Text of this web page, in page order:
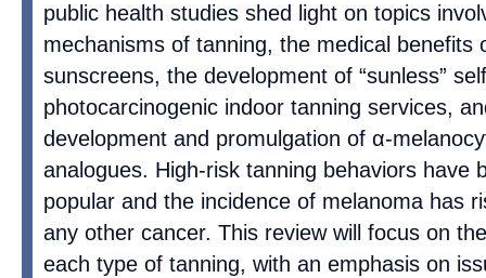
public health studies shed light on topics
mechanisms of tanning, the medical benefits
sunscreens, the development of “sunless”
photocarcinogenic indoor tanning services,
development and promulgation of α-
analogues. High-risk tanning behaviors have
popular and the incidence of melanoma has
any other cancer. This review will focus on
each type of tanning, with an emphasis on